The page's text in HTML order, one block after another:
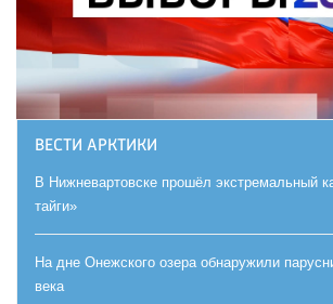
ВЕСТИ АРКТИКИ
В Нижневартовске прошёл экстремальный
тайги»
На дне Онежского озера обнаружили
века